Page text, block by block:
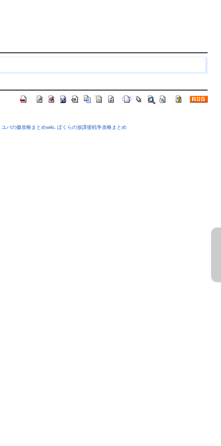
ユバの徽攻略まとめwiki. ぼくらの放課後戦争攻略まとめ